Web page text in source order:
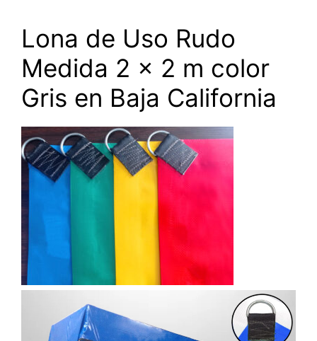
Lona de Uso Rudo
Medida 2 x 2 m color
Gris en Baja California